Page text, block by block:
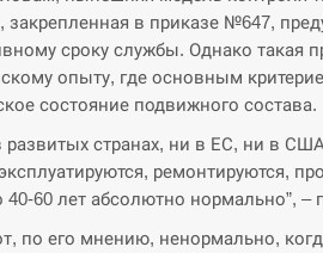
закрепленная в приказе №647,
сроку службы. Однако такая
опыту, где основным
состояние подвижного состава.
развитых странах, ни в ЕС, ни в
ремонтируются,
40-60 лет абсолютно нормально”, –
по его мнению, ненормально,